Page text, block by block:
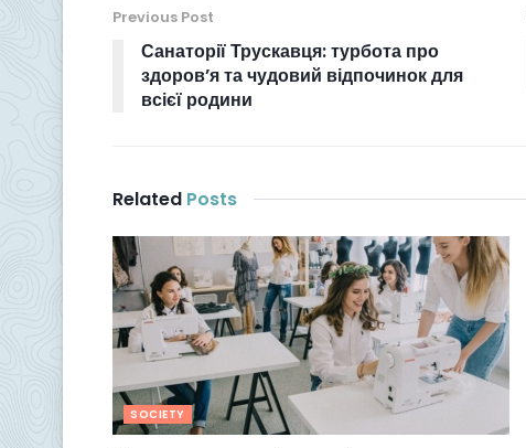
Previous Post
Санаторії Трускавця: турбота про
здоров’я та чудовий відпочинок для
всієї родини
Related Posts
SOCIETY